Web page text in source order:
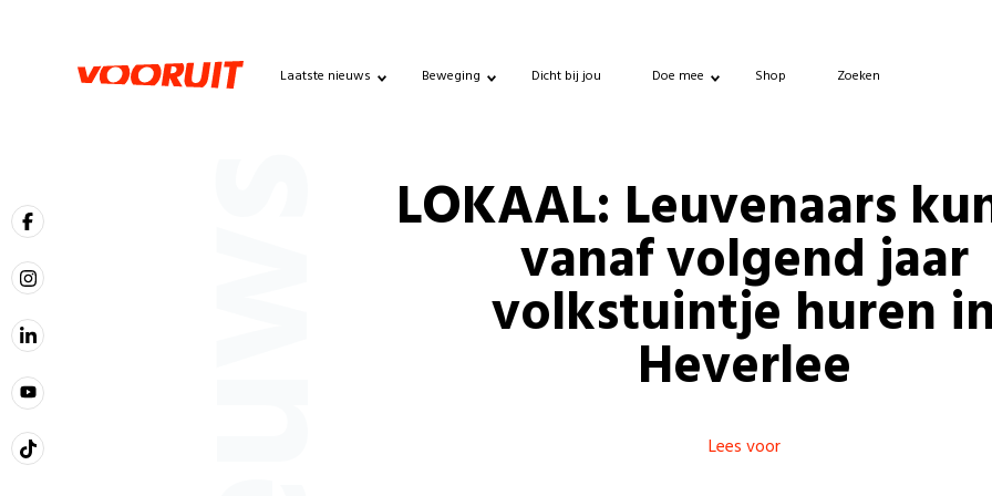
Laatste nieuws Beweging Dicht bij jou Doe mee Shop Zoeken
LOKAAL: Leuvenaars
vanaf volgend jaar
volkstuintje huren
Heverlee
Lees voor